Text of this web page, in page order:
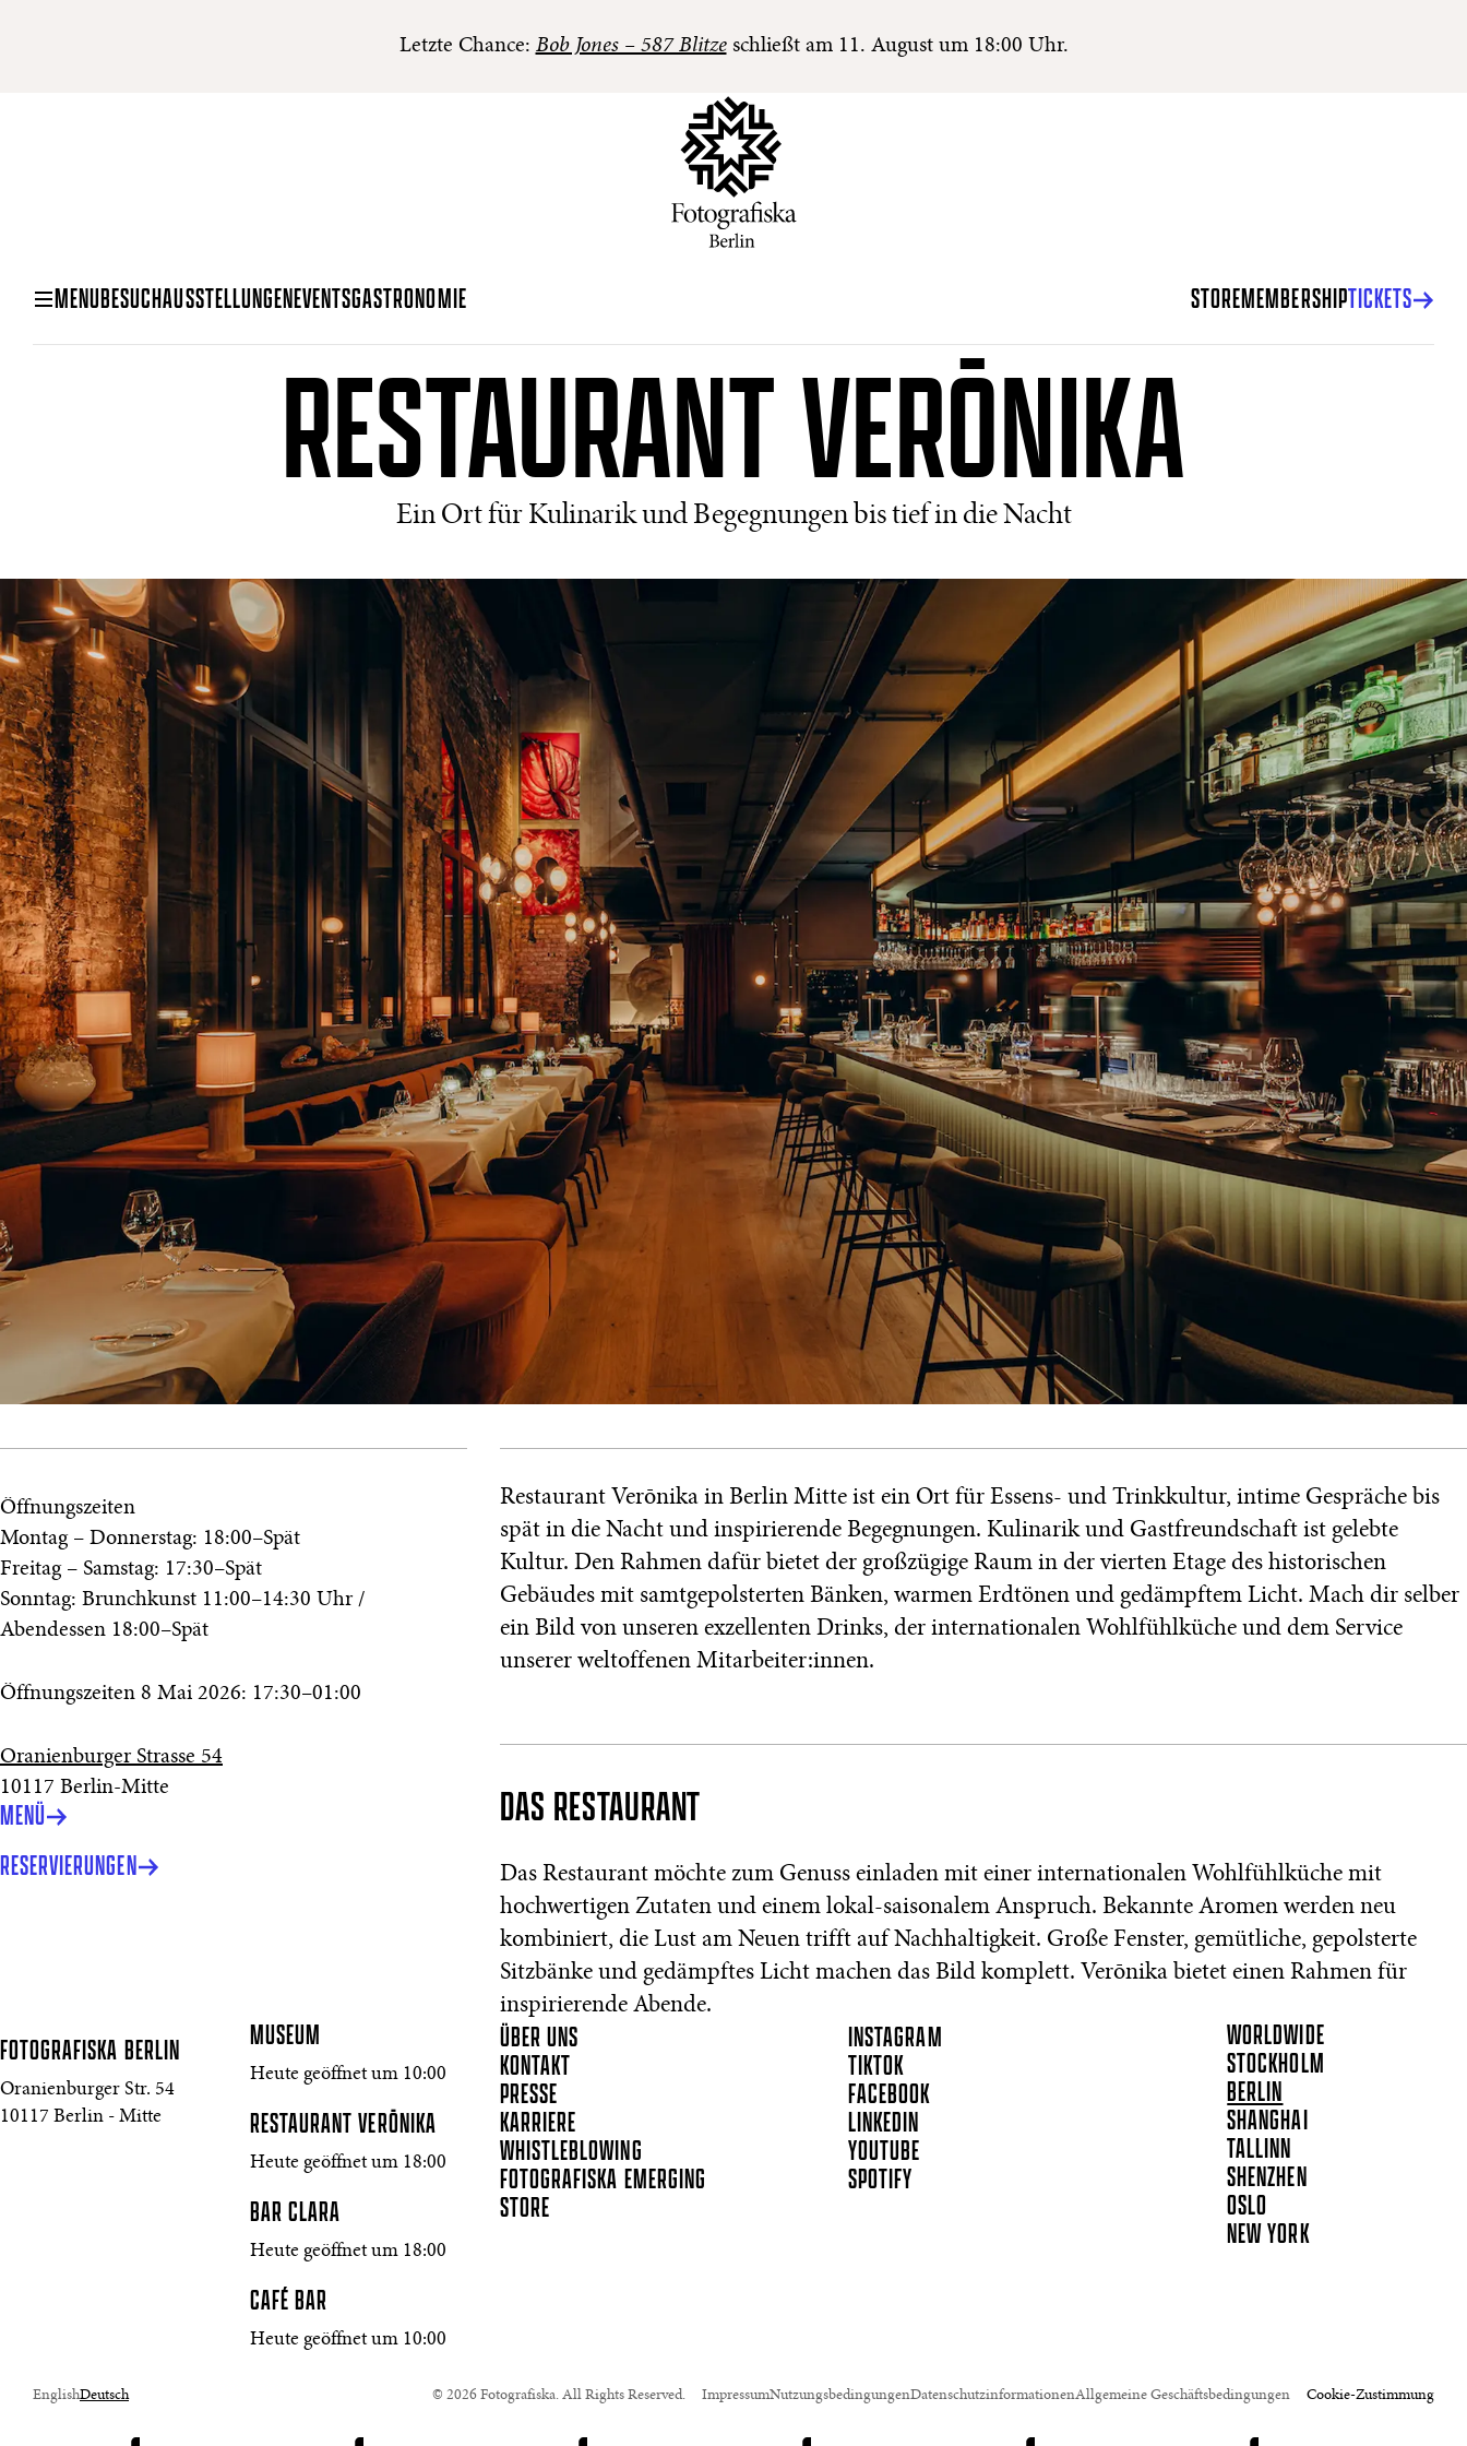
Letzte Chance: Bob Jones – 587 Blitzeschließt am 11. August um 18:00 Uhr.
MENUBESUCHAUSSTELLUNGENEVENTSGASTRONOMIE STOREMEMBERSHIPTICKETS
RESTAURANT VERŌNIKA
Ein Ort für Kulinarik und Begegnungen bis tief in die Nacht
Öffnungszeiten
Montag – Donnerstag: 18:00–Spät
Freitag – Samstag: 17:30–Spät
Sonntag: Brunchkunst 11:00–14:30 Uhr /
Abendessen 18:00–Spät
Öffnungszeiten 8 Mai 2026: 17:30–01:00
Oranienburger Strasse 54
10117 Berlin-Mitte
MENÜ
RESERVIERUNGEN
Restaurant Verōnika in Berlin Mitte ist ein Ort für Essens- und Trinkkultur, intime Gespräche bis
spät in die Nacht und inspirierende Begegnungen. Kulinarik und Gastfreundschaft ist gelebte
Kultur. Den Rahmen dafür bietet der großzügige Raum in der vierten Etage des historischen
Gebäudes mit samtgepolsterten Bänken, warmen Erdtönen und gedämpftem Licht. Mach dir selber
ein Bild von unseren exzellenten Drinks, der internationalen Wohlfühlküche und dem Service
unserer weltoffenen Mitarbeiter:innen.
DAS RESTAURANT
Das Restaurant möchte zum Genuss einladen mit einer internationalen Wohlfühlküche mit
hochwertigen Zutaten und einem lokal-saisonalem Anspruch. Bekannte Aromen werden neu
kombiniert, die Lust am Neuen trifft auf Nachhaltigkeit. Große Fenster, gemütliche, gepolsterte
Sitzbänke und gedämpftes Licht machen das Bild komplett. Verōnika bietet einen Rahmen für
inspirierende Abende.
FOTOGRAFISKA BERLIN
Oranienburger Str. 54
10117 Berlin - Mitte
MUSEUM
Heute geöffnet um 10:00
RESTAURANT VERŌNIKA
Heute geöffnet um 18:00
BAR CLARA
Heute geöffnet um 18:00
CAFÉ BAR
Heute geöffnet um 10:00
ÜBER UNS
KONTAKT
PRESSE
KARRIERE
WHISTLEBLOWING
FOTOGRAFISKA EMERGING
STORE
INSTAGRAM
TIKTOK
FACEBOOK
LINKEDIN
YOUTUBE
SPOTIFY
WORLDWIDE
STOCKHOLM
BERLIN
SHANGHAI
TALLINN
SHENZHEN
OSLO
NEW YORK
EnglishDeutsch © 2026 Fotografiska. All Rights Reserved. ImpressumNutzungsbedingungenDatenschutzinformationenAllgemeine Geschäftsbedingungen Cookie-Zustimmung